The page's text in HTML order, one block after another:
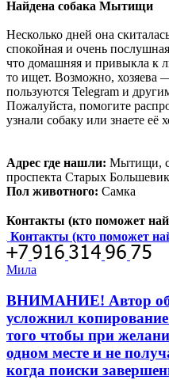
Найдена собака Мытищи
Несколько дней она
спокойная и очень
что домашняя и привыкла к
то ищет. Возможно,
пользуются Telegram и
Пожалуйста, помогите
узнали собаку или знаете её
Адрес где нашли: Мытищи,
проспекта Старых
Пол животного: Самка
Контакты (кто поможет
Контакты (кто поможет
Мила
ВНИМАНИЕ! Автор
усложнил
того чтобы при
одном месте и не
когда поиски